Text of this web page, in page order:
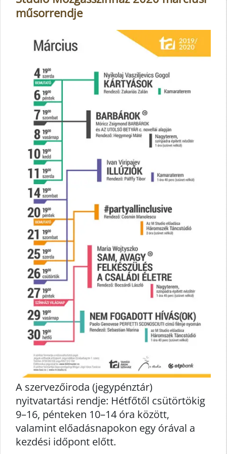
műsorrendje
A szervezőiroda (jegypénztár)
nyitvatartási rendje: Hétfőtől csütörtökig
9–16, pénteken 10–14 óra között,
valamint előadásnapokon egy órával a
kezdési időpont előtt.